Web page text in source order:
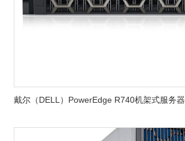
戴尔（DELL）PowerEdge R740机架式服务器